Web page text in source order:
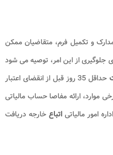
و تکمیل فرم، متقاضیان ممکن
جلوگیری از این امر، توصیه می شود
حداقل 35 روز قبل از انقضای اعتبار
موارد، ارائه مفاصا حساب مالیاتی
امور مالیاتی اتباع خارجه دریافت